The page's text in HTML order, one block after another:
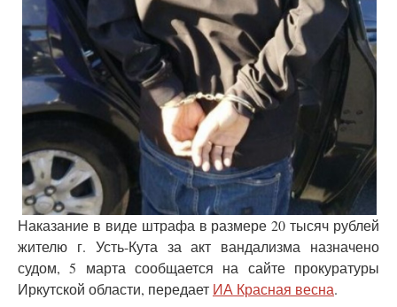
Наказание в виде штрафа в размере 20 тысяч рублей
жителю г. Усть-Кута за акт вандализма назначено
судом, 5 марта сообщается на сайте прокуратуры
Иркутской области, передает ИА Красная весна.